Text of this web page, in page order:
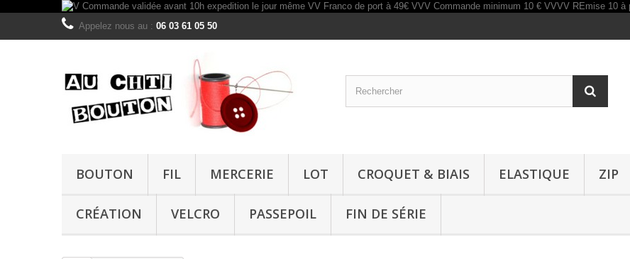
Appelez nous au : 06 03 61 05 50
BOUTON FIL MERCERIE LOT CROQUET & BIAIS ELASTIQUE ZIP
CRÉATION VELCRO PASSEPOIL FIN DE SÉRIE